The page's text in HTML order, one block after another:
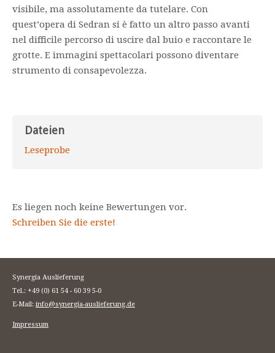
visibile, ma assolutamente da tutelare. Con
quest’opera di Sedran si è fatto un altro passo avanti
nel difficile percorso di uscire dal buio e raccontare le
grotte. E immagini spettacolari possono diventare
strumento di consapevolezza.
Dateien
Leseprobe
Es liegen noch keine Bewertungen vor.
Schreiben Sie die erste!
Synergia Auslieferung
Tel.: +49 (0) 61 54 - 60 39 5-0
E-Mail: info@synergia-auslieferung.de
Impressum